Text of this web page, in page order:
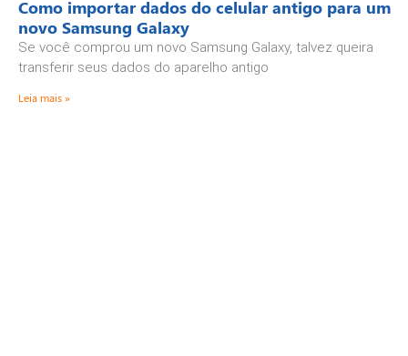
Como importar dados do celular antigo para um
novo Samsung Galaxy
Se você comprou um novo Samsung Galaxy, talvez queira
transferir seus dados do aparelho antigo
Leia mais »